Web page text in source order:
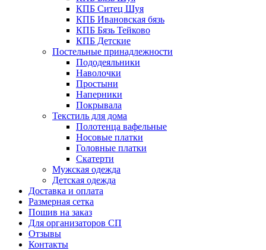
КПБ Ситец Шуя
КПБ Ивановская бязь
КПБ Бязь Тейково
КПБ Детские
Постельные принадлежности
Пододеяльники
Наволочки
Простыни
Наперники
Покрывала
Текстиль для дома
Полотенца вафельные
Носовые платки
Головные платки
Скатерти
Мужская одежда
Детская одежда
Доставка и оплата
Размерная сетка
Пошив на заказ
Для организаторов СП
Отзывы
Контакты